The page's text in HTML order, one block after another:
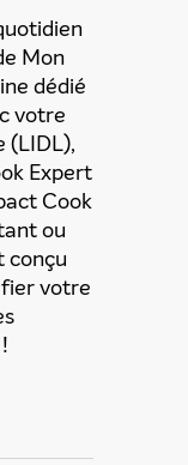
Mon
dédié
votre
(LIDL),
Expert
Cook
ou
conçu
votre